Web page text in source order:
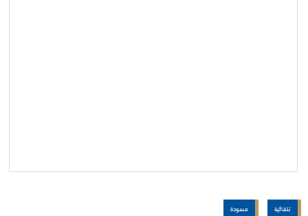
تلقائية مسودة